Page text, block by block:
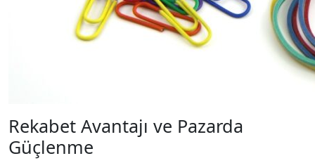
Rekabet Avantajı ve Pazarda
Güçlenme